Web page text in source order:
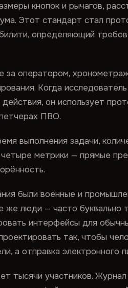
кнопок и рычагов,
Этот стандарт стал
определяющий
за оператором,
Когда
он использует
ПВО.
выполнения задачи,
метрики — прямые
были военные и
же люди — часто буквально
интерфейсы для
так, чтобы
а отправка электронного
тысячи участников.